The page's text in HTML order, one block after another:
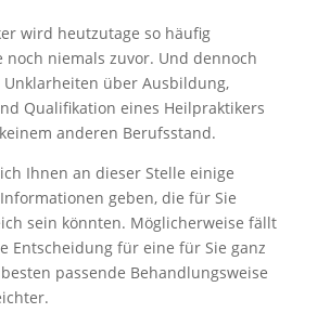
wird heutzutage so häufig
noch niemals zuvor. Und dennoch
Unklarheiten über Ausbildung,
Qualifikation eines Heilpraktikers
anderen Berufsstand.
Ihnen an dieser Stelle einige
geben, die für Sie
sein könnten. Möglicherweise fällt
Entscheidung für eine für Sie ganz
passende Behandlungsweise